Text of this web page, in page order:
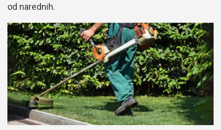
od narednih.